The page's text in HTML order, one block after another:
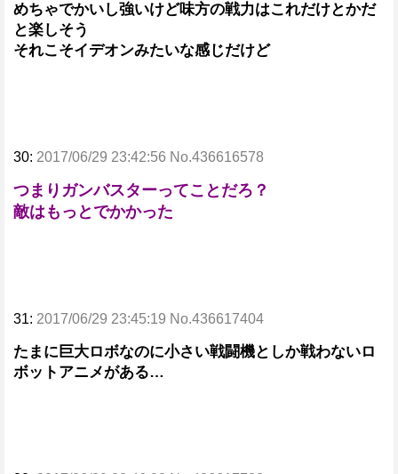
めちゃでかいし強いけど味方の戦力はこれだけとかだ
と楽しそう
それこそイデオンみたいな感じだけど
30: 2017/06/29 23:42:56 No.436616578
つまりガンバスターってことだろ？
敵はもっとでかかった
31: 2017/06/29 23:45:19 No.436617404
たまに巨大ロボなのに小さい戦闘機としか戦わないロ
ボットアニメがある…